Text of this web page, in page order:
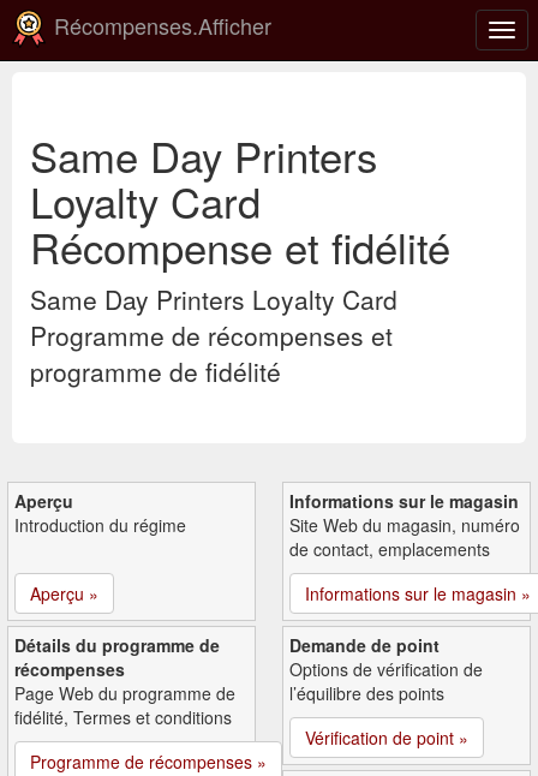
la
Récompenses.Afficher
Same Day Printers
Loyalty Card
Récompense et fidélité
Same Day Printers Loyalty Card
Programme de récompenses et
programme de fidélité
Aperçu
Introduction du régime
Aperçu »
Informations sur le magasin
Site Web du magasin, numéro
de contact, emplacements
Informations sur le magasin »
Détails du programme de
récompenses
Page Web du programme de
fidélité, Termes et conditions
Programme de récompenses »
Demande de point
Options de vérification de
l’équilibre des points
Vérification de point »